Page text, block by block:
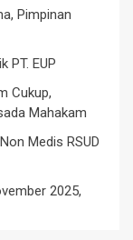
Pimpinan
PT. EUP
Cukup,
Mahakam
Medis RSUD
2025,